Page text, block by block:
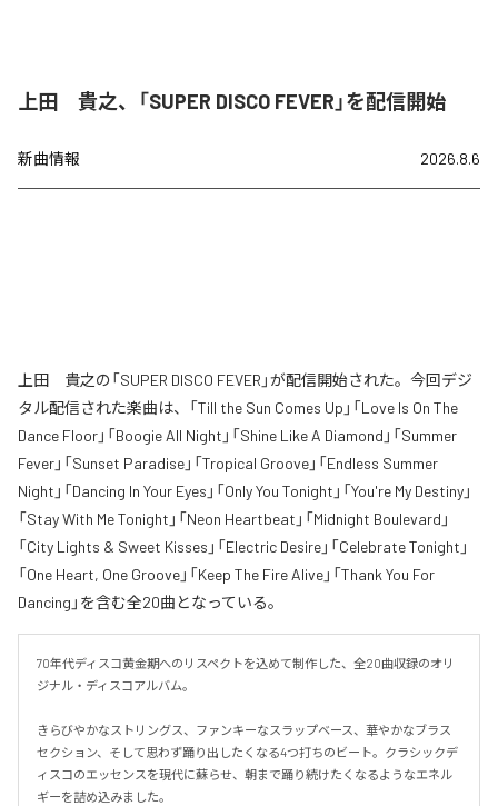
上田 貴之、「SUPER DISCO FEVER」を配信開始
新曲情報 2026.8.6
上田 貴之の「SUPER DISCO FEVER」が配信開始された。今回デジ
タル配信された楽曲は、「Till the Sun Comes Up」「Love Is On The
Dance Floor」「Boogie All Night」「Shine Like A Diamond」「Summer
Fever」「Sunset Paradise」「Tropical Groove」「Endless Summer
Night」「Dancing In Your Eyes」「Only You Tonight」「You're My Destiny」
「Stay With Me Tonight」「Neon Heartbeat」「Midnight Boulevard」
「City Lights & Sweet Kisses」「Electric Desire」「Celebrate Tonight」
「One Heart, One Groove」「Keep The Fire Alive」「Thank You For
Dancing」を含む全20曲となっている。
70年代ディスコ黄金期へのリスペクトを込めて制作した、全20曲収録のオリ
ジナル・ディスコアルバム。
きらびやかなストリングス、ファンキーなスラップベース、華やかなブラス
セクション、そして思わず踊り出したくなる4つ打ちのビート。クラシックデ
ィスコのエッセンスを現代に蘇らせ、朝まで踊り続けたくなるようなエネル
ギーを詰め込みました。